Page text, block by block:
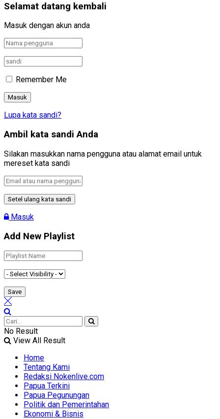
Selamat datang kembali
Masuk dengan akun anda
Remember Me
Lupa kata sandi?
Ambil kata sandi Anda
Silakan masukkan nama pengguna atau alamat email untuk
mereset kata sandi
Masuk
Add New Playlist
No Result
View All Result
Home
Tentang Kami
Redaksi Nokenlive.com
Papua Terkini
Papua Pegunungan
Politik dan Pemerintahan
Ekonomi & Bisnis